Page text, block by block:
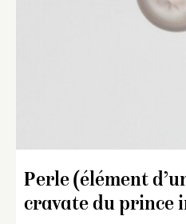
Perle (élément
cravate du prince